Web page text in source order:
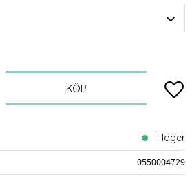
KÖP
I lager
0550004729